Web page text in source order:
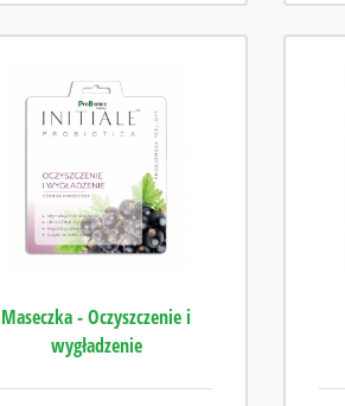
Maseczka - Oczyszczenie i
wygładzenie